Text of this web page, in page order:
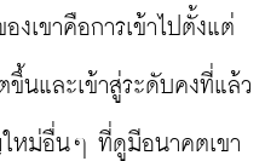
งเขาคือการเข้าไปตั้งแต่
นและเข้าสู่ระดับคงที่แล้ว
ใหม่อื่นๆ ที่ดูมีอนาคตเขา